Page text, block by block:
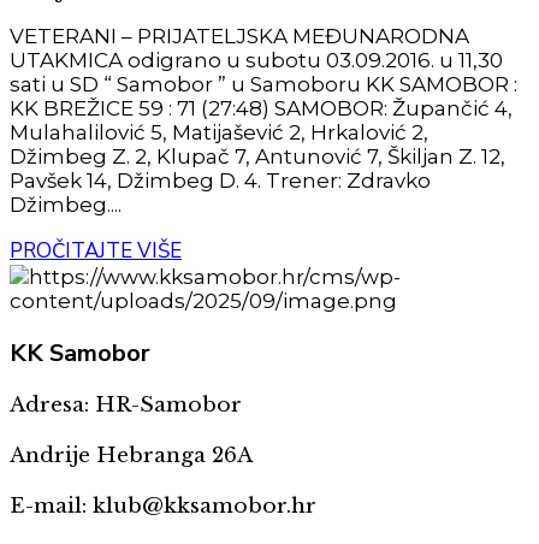
VETERANI – PRIJATELJSKA MEĐUNARODNA
UTAKMICA odigrano u subotu 03.09.2016. u 11,30
sati u SD “ Samobor ” u Samoboru KK SAMOBOR :
KK BREŽICE 59 : 71 (27:48) SAMOBOR: Župančić 4,
Mulahalilović 5, Matijašević 2, Hrkalović 2,
Džimbeg Z. 2, Klupač 7, Antunović 7, Škiljan Z. 12,
Pavšek 14, Džimbeg D. 4. Trener: Zdravko
Džimbeg....
PROČITAJTE VIŠE
KKSamobor
Adresa: HR-Samobor
Andrije Hebranga 26A
E-mail: klub@kksamobor.hr